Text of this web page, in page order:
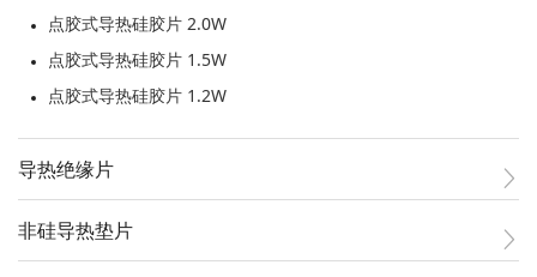
点胶式导热硅胶片 2.0W
点胶式导热硅胶片 1.5W
点胶式导热硅胶片 1.2W
导热绝缘片
非硅导热垫片